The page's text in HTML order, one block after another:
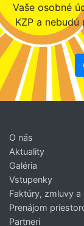
Vaše osobné
KZP a
O nás
Aktuality
Galéria
Vstupenky
Faktúry, zmluvy
Prenájom
Partneri